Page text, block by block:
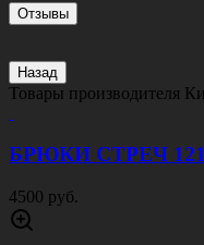
Отзывы
Назад
Товары производителя
БРЮКИ СТРЕЧ
4500 руб.